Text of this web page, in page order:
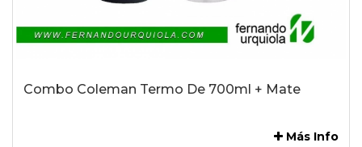
Combo Coleman Termo De 700ml + Mate
Más Info